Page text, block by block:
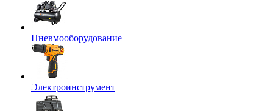
Пневмооборудование
Электроинструмент